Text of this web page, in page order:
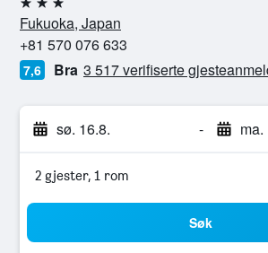
3 stjerner
Fukuoka, Japan
+81 570 076 633
7,6 Bra 3 517 verifiserte
sø. 16.8. - ma.
2 gjester, 1 rom
Søk